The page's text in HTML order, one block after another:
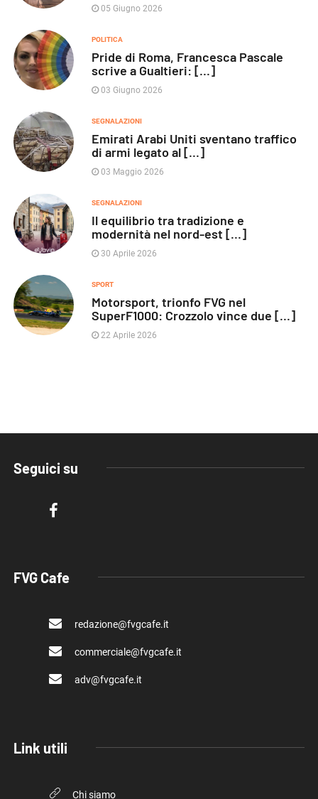
05 Giugno 2026
POLITICA
Pride di Roma, Francesca Pascale
scrive a Gualtieri: [...]
03 Giugno 2026
SEGNALAZIONI
Emirati Arabi Uniti sventano traffico
di armi legato al [...]
03 Maggio 2026
SEGNALAZIONI
Il equilibrio tra tradizione e
modernità nel nord-est [...]
30 Aprile 2026
SPORT
Motorsport, trionfo FVG nel
SuperF1000: Crozzolo vince due [...]
22 Aprile 2026
Seguici su
FVG Cafe
redazione@fvgcafe.it
commerciale@fvgcafe.it
adv@fvgcafe.it
Link utili
Chi siamo